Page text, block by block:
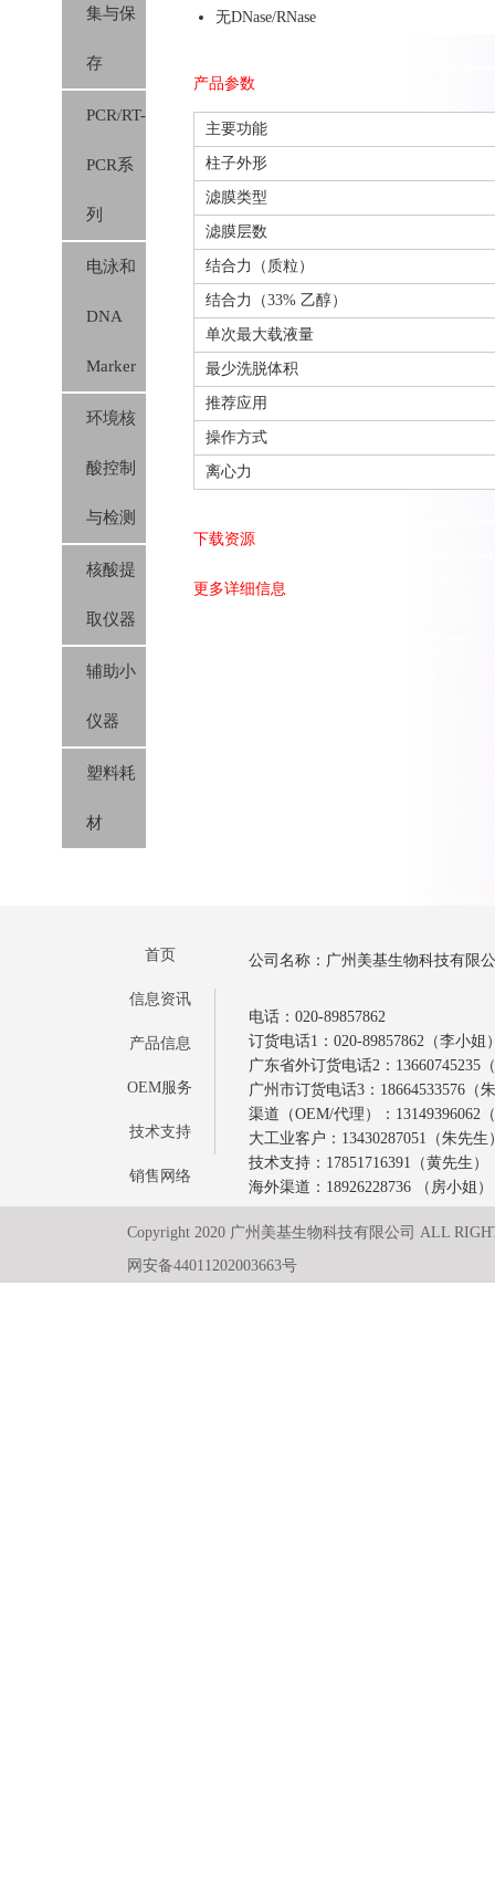
胶膜）
集与保
存
PCR/RT-
PCR系
列
电泳和
DNA
Marker
环境核
酸控制
与检测
核酸提
取仪器
辅助小
仪器
塑料耗
材
无DNase/RNase
产品参数
主要功能
柱子外形
滤膜类型
滤膜层数
结合力（质粒）
结合力（33% 乙醇）
单次最大载液量
最少洗脱体积
推荐应用
操作方式
离心力
下载资源
更多详细信息
首页
信息资讯
产品信息
OEM服务
技术支持
销售网络
公司名称：广州美基生物科技有限
电话：020-89857862
订货电话1：020-89857862（李小姐
广东省外订货电话2：13660745235
广州市订货电话3：18664533576（
渠道（OEM/代理）：13149396062
大工业客户：13430287051（朱先生
技术支持：17851716391（黄先生）
海外渠道：18926228736 （房小姐）
Copyright 2020 广州美基生物科技有限公司 ALL
网安备44011202003663号